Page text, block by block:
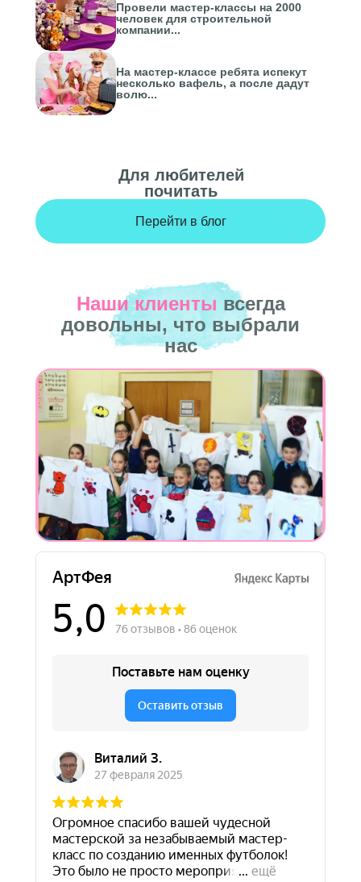
Для любителей
почитать
Провели мастер-классы на 2000
человек для строительной
компании...
На мастер-классе ребята испекут
несколько вафель, а после дадут
волю...
Перейти в блог
Наши клиентывсегда
довольны, что выбрали
нас